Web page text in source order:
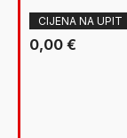
CIJENA NA UPIT
0,00 €